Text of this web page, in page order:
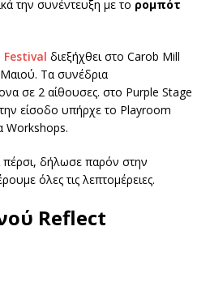
την συνέντευξη με το ρομπότ
Festival διεξήχθει στο Carob Mill
Τα συνέδρια
σε 2 αίθουσες. στο Purple Stage
είσοδο υπήρχε το Playrοοm
Workshops.
δήλωσε παρόν στην
όλες τις λεπτομέρειες.
Reflect